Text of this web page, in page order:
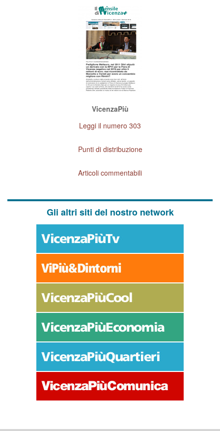
VicenzaPiù
Leggi il numero 303
Punti di distribuzione
Articoli commentabili
Gli altri siti del nostro network